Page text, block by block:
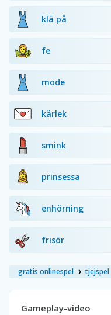
klä på
fe
mode
kärlek
smink
prinsessa
enhörning
frisör
gratis onlinespel tjejspel
Gameplay-video